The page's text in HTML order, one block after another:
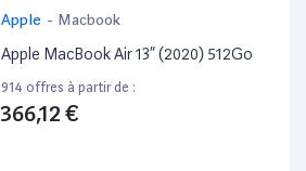
Apple - Macbook
Apple MacBook Air 13” (2020) 512Go
914 offres à partir de :
366,12 €